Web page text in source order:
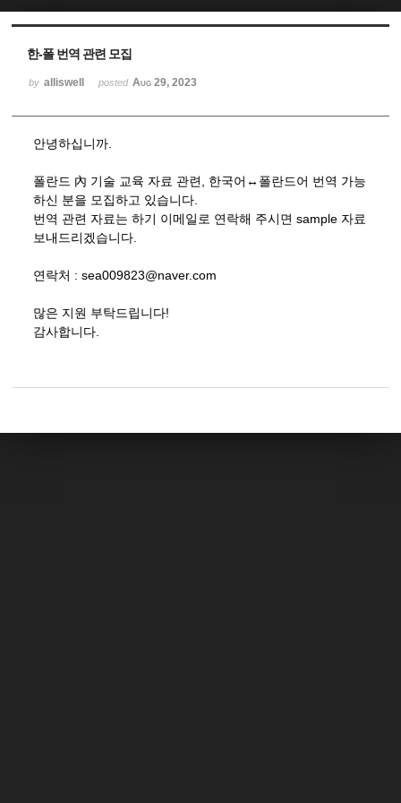
한-폴 번역 관련 모집
by alliswell posted Aug 29, 2023
안녕하십니까.
폴란드 內 기술 교육 자료 관련, 한국어↔폴란드어 번역 가능
하신 분을 모집하고 있습니다.
번역 관련 자료는 하기 이메일로 연락해 주시면 sample 자료
보내드리겠습니다.
연락처 : sea009823@naver.com
많은 지원 부탁드립니다!
감사합니다.
Sketchbook5, 스케치북5